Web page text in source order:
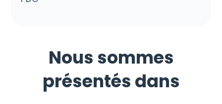
Nous sommes
présentés dans